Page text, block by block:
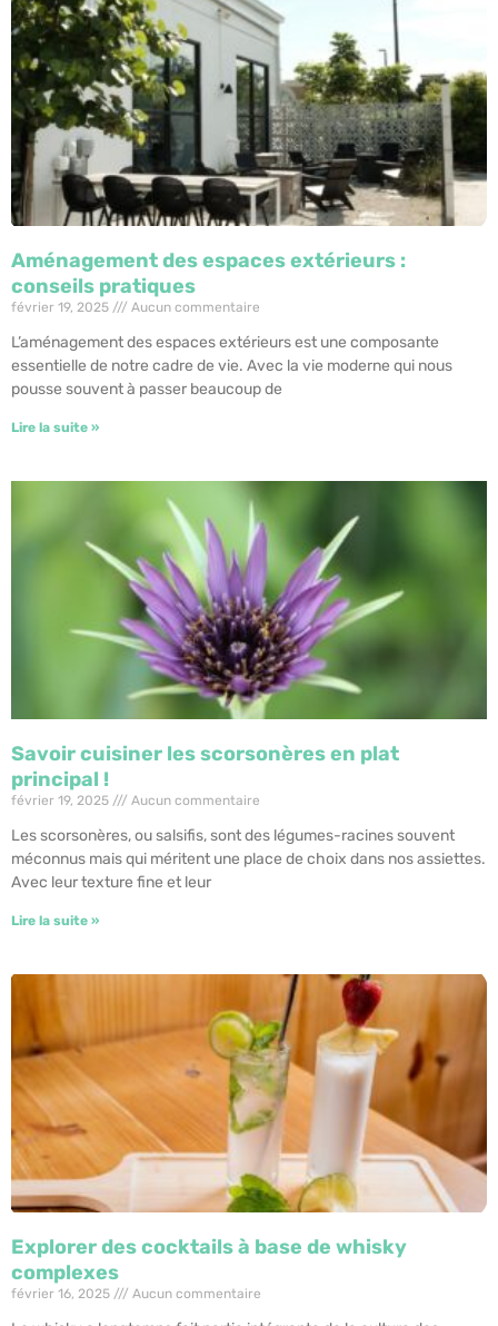
Aménagement des espaces extérieurs :
conseils pratiques
février 19, 2025 Aucun commentaire
L’aménagement des espaces extérieurs est une composante
essentielle de notre cadre de vie. Avec la vie moderne qui nous
pousse souvent à passer beaucoup de
Lire la suite »
Savoir cuisiner les scorsonères en plat
principal !
février 19, 2025 Aucun commentaire
Les scorsonères, ou salsifis, sont des légumes-racines souvent
méconnus mais qui méritent une place de choix dans nos assiettes.
Avec leur texture fine et leur
Lire la suite »
Explorer des cocktails à base de whisky
complexes
février 16, 2025 Aucun commentaire